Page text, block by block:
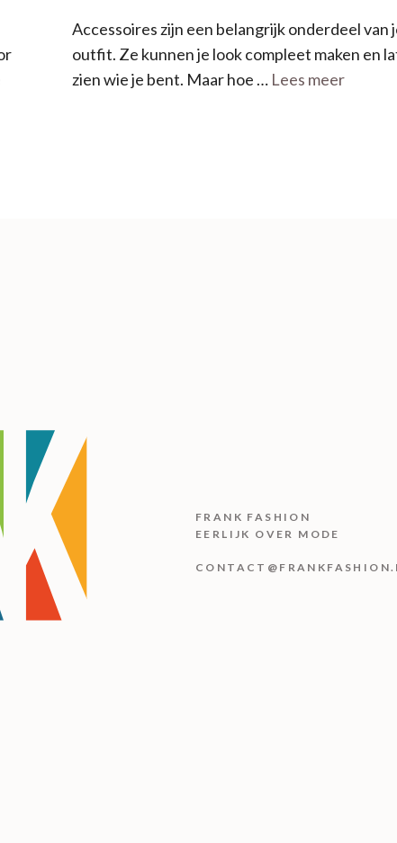
Accessoires zijn een belangrijk onderdeel van
outfit. Ze kunnen je look compleet maken en
zien wie je bent. Maar hoe … Lees meer
FRANK FASHION
EERLIJK OVER MODE